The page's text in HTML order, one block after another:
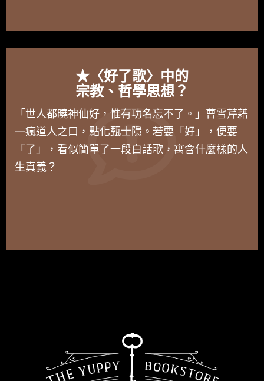
★〈好了歌〉中的
宗教、哲學思想？
「世人都曉神仙好，惟有功名忘不了。」曹雪芹藉
一瘋道人之口，點化甄士隱。若要「好」，便要
「了」，看似簡單了一段白話歌，寓含什麼樣的人
生真義？